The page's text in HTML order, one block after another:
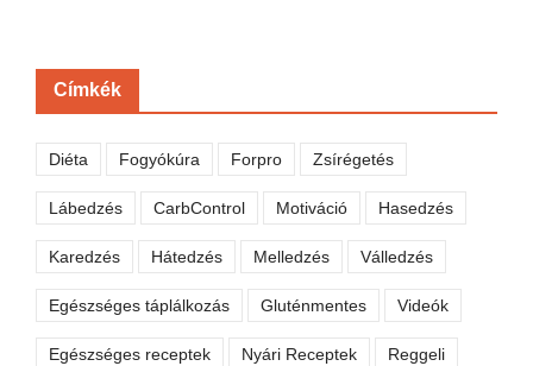
Címkék
Diéta Fogyókúra Forpro Zsírégetés
Lábedzés CarbControl Motiváció Hasedzés
Karedzés Hátedzés Melledzés Válledzés
Egészséges táplálkozás Gluténmentes Videók
Egészséges receptek Nyári Receptek Reggeli